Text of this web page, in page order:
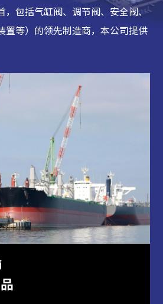
，包括气缸阀、调节阀、安全阀、
置等）的领先制造商，本公司提供